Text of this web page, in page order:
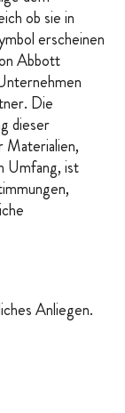
ob sie in
erscheinen
Abbott
Die
dieser
Materialien,
Umfang, ist
Anliegen.